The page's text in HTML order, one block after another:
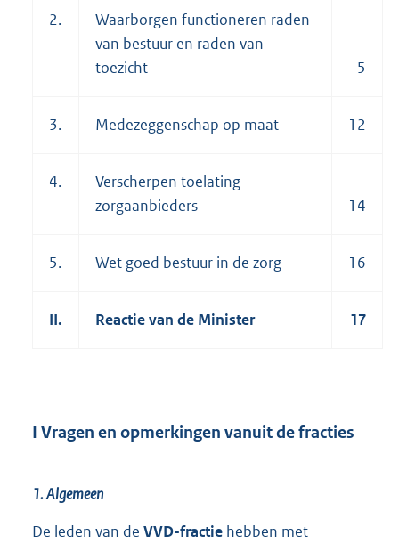
2.
Waarborgen functioneren raden
van bestuur en raden van
toezicht
5
3. Medezeggenschap op maat 12
4.
Verscherpen toelating
zorgaanbieders
14
5. Wet goed bestuur in de zorg 16
II. Reactie van de Minister 17
I Vragen en opmerkingen vanuit de fracties
1. Algemeen
De leden van de VVD-fractie hebben met